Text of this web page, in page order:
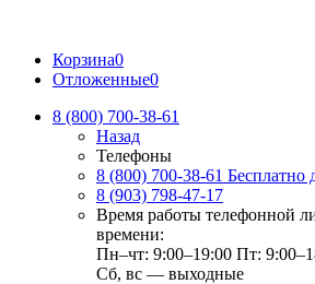
Корзина0
Отложенные0
8 (800) 700-38-61
Назад
Телефоны
8 (800) 700-38-61 Бесплатно
8 (903) 798-47-17
Время работы телефонной
времени:
Пн–чт: 9:00–19:00 Пт:
Сб, вс — выходные